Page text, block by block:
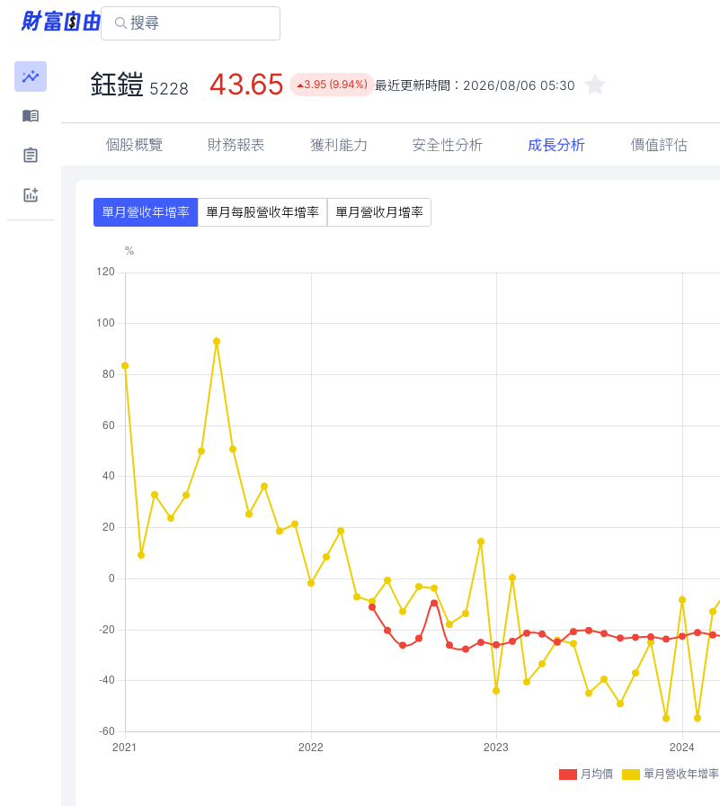
鈺鎧 5228 43.65 3.95 (9.94%) 最近更新時間： 2026/08/06 05:30
個股概覽 財務報表 獲利能力 安全性分析 成長分析 價值評估
單月營收年增率 單月每股營收年增率 單月營收月增率
月均價 單月營收年增率